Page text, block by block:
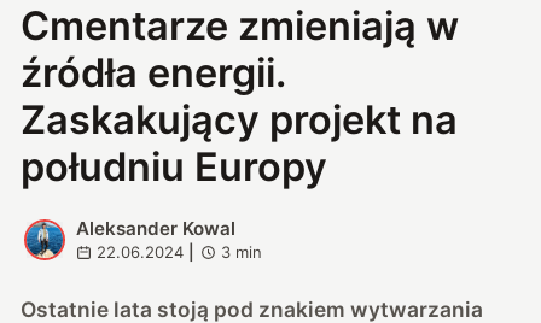
Cmentarze zmieniają w
źródła energii.
Zaskakujący projekt na
południu Europy
A
Aleksander Kowal
22.06.2024 3 min
Ostatnie lata stoją pod znakiem wytwarzania